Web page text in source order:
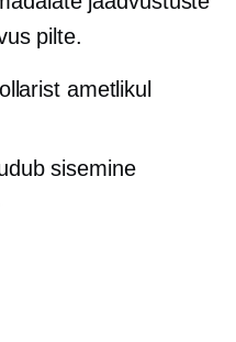
pilte.
ametlikul
sisemine